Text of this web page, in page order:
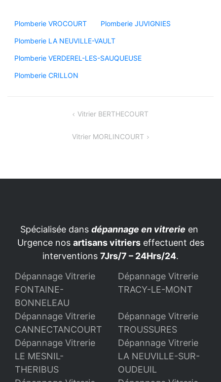
Plomberie VROCOURT Plomberie JUVIGNIES
Plomberie LA NEUVILLE-VAULT
Plomberie VERDEREL-LES-SAUQUEUSE
Plomberie CRILLON
Vitrier BERTHECOURT
Vitrier MORLINCOURT
Spécialisée dans dépannage en vitrerie en
Urgence nos artisans vitrierseffectuent des
interventions 7Jrs/7 – 24Hrs/24.
Dépannage Vitrerie
FONTAINE-
BONNELEAU
Dépannage Vitrerie
TRACY-LE-MONT
Dépannage Vitrerie
CANNECTANCOURT
Dépannage Vitrerie
TROUSSURES
Dépannage Vitrerie
LE MESNIL-
THERIBUS
Dépannage Vitrerie
LA NEUVILLE-SUR-
OUDEUIL